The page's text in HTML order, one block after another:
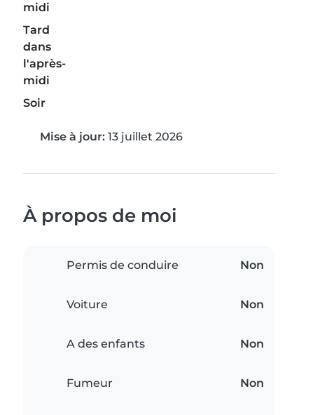
midi
Tard
dans
l'après-
midi
Soir
Mise à jour: 13 juillet 2026
À propos de moi
Permis de conduire Non
Voiture Non
A des enfants Non
Fumeur Non